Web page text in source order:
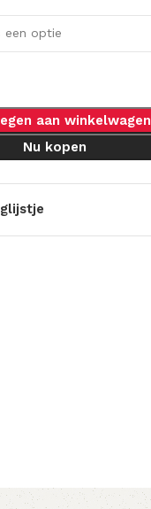
aan winkelwagen
Nu kopen